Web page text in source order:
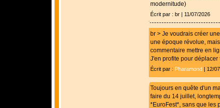
modernitude)
Écrit par : br | 11/07/2026
br > Je voudrais créer
une époque révolue,
commentaire mettre en
J'en profite pour
Écrit par : Pharamond| 12/
Toujours en quête d'un
faire du 14 juillet,
*EuroFest*, sans que les